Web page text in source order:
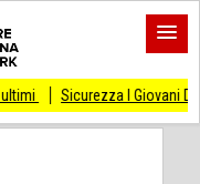
I Giovani Democratici